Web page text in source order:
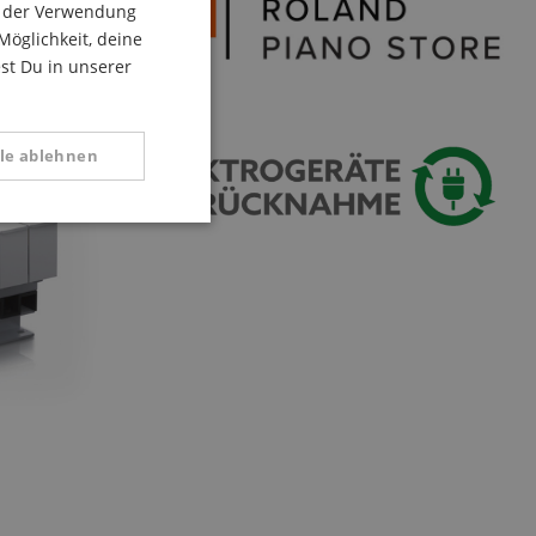
ITALIAN
SPANISH
Verwendung
deine
Du in unserer
ablehnen